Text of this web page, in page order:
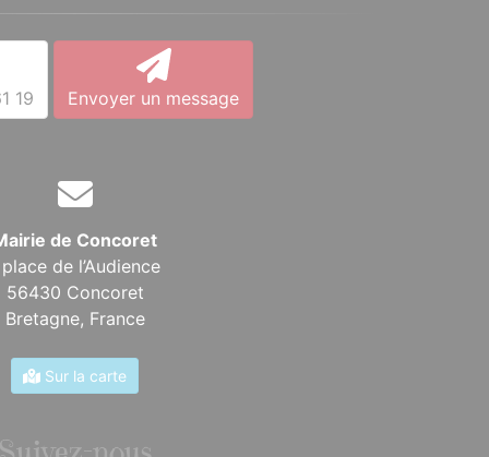
19 Envoyer un message
de Concoret
place de l’Audience
56430 Concoret
Bretagne, France
Sur la carte